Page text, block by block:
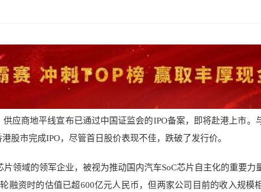
应商地平线宣布已通过中国证监会的IPO备案，即将赴港上市。
股市完成IPO，尽管首日股价表现不佳，跌破了发行价。
领域的领军企业，被视为推动国内汽车SoC芯片自主化的重要力
融资时的估值已超600亿元人民币，但两家公司目前的收入规模